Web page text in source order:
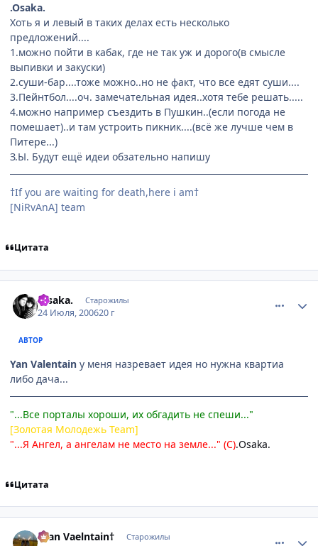
.Osakа.
Хоть я и левый в таких делах есть несколько
предложений....
1.можно пойти в кабак, где не так уж и дорого(в смысле
выпивки и закуски)
2.суши-бар....тоже можно..но не факт, что все едят суши....
3.Пейнтбол....оч. замечательная идея..хотя тебе решать.....
4.можно например съездить в Пушкин..(если погода не
помешает)..и там устроить пикник....(всё же лучше чем в
Питере...)
З.Ы. Будут ещё идеи обзательно напишу
†If you are waiting for death,here i am†
[NiRvAnA] team
Цитата
.Osakа. Старожилы
24 Июля, 200620 г
АВТОР
Yan Valentain у меня назревает идея но нужна квартиа
либо дача...
"...Все порталы хороши, их обгадить не спеши..."
[Золотая Молодежь Team]
"...Я Ангел, а ангелам не место на земле..." (С).Osaka.
Цитата
†Yan Vaelntain† Старожилы